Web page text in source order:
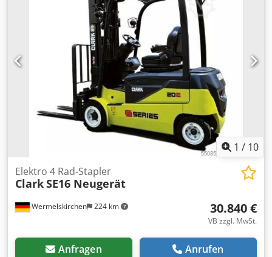
Technisch: Neu Bereifung vorne Typ: Superelastik
Bereifung hinten Typ: Superelastik Batterie Volt: 48V
Batterie Ah: 280Ah Batterie Baujahr: 2026 Batterie
Zustand: Neu - Angehängter Seitenschieber -
Panoramaspiegel - Schlauchführung: Einfach -
Rückkombileuchte LED - Blinkleuchte vorn LED
Serienausstattung: - Ablagefach - Lenkradknopf -
Sitzschalter - OHNE Lastschutzgitter - Zwei
Frontscheinwerfer - Blue Safety light - Akustischer
Rückfahralarm - Kabine - Level 3a - Teilkabine
Stahlschutzdach mit Front- und Heckscheibe, PVC
1 / 10
Wermelskirchen 224 km
Elektro 4 Rad-Stapler
ClarkSE16 Neugerät
30.840 €
VB zzgl. MwSt.
Anfragen Anrufen